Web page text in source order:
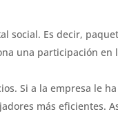
social. Es decir,
una participación
Si a la empresa le
más eficientes.